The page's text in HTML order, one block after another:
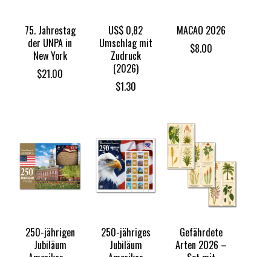
75. Jahrestag
der UNPA in
New York
$21.00
US$ 0,82
Umschlag mit
Zudruck
(2026)
$1.30
MACAO 2026
$8.00
250-jährigen
Jubiläum
250-jähriges
Jubiläum
Gefährdete
Arten 2026 –